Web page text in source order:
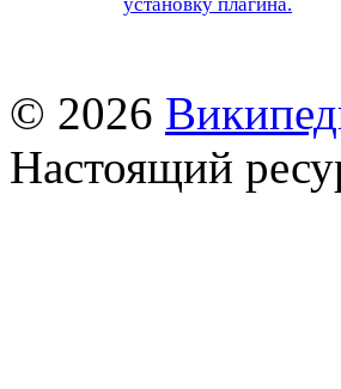
© 2026
Настоящий